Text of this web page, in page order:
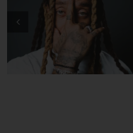
Drake နဲ့
Cee တို့ ပေါင်း
ထားတဲ့ Which